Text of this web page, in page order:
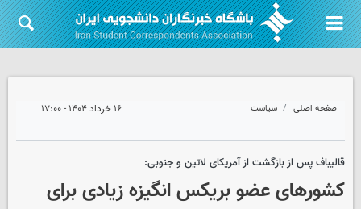
صفحه اصلی سیاست ۱۶ خرداد ۱۴۰۴ - ۱۷:۰۰
قالیباف پس از بازگشت از آمریکای لاتین و جنوبی:
کشورهای عضو بریکس انگیزه زیادی برای